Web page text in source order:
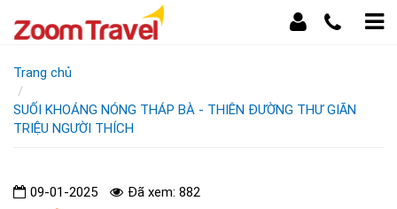
Trang chủ
SUỐI KHOÁNG NÓNG THÁP BÀ - THIÊN ĐƯỜNG THƯ GIÃN
TRIỆU NGƯỜI THÍCH
09-01-2025 Đã xem: 882